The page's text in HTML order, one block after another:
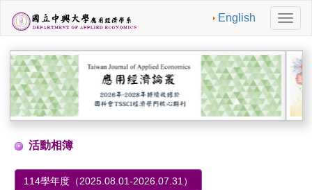
English
切
換
導
航
活動相簿
114學年度（2025.08.01-2026.07.31）